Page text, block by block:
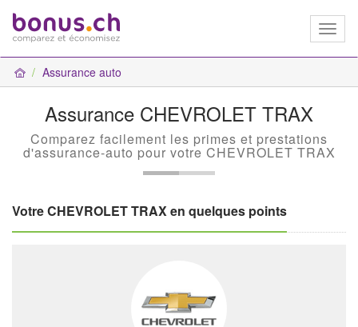
Assurance auto
Assurance CHEVROLET TRAX
Comparez facilement les primes et prestations
d'assurance-auto pour votre CHEVROLET TRAX
Votre CHEVROLET TRAX en quelques points